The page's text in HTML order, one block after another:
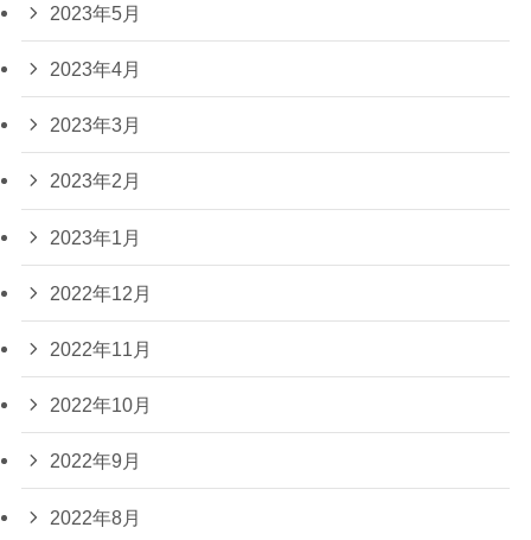
2023年5月
2023年4月
2023年3月
2023年2月
2023年1月
2022年12月
2022年11月
2022年10月
2022年9月
2022年8月